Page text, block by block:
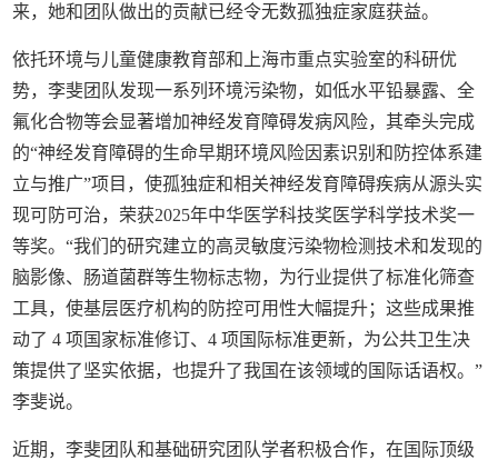
来，她和团队做出的贡献已经令无数孤独症家庭获益。
依托环境与儿童健康教育部和上海市重点实验室的科研优
势，李斐团队发现一系列环境污染物，如低水平铅暴露、全
氟化合物等会显著增加神经发育障碍发病风险，其牵头完成
的“神经发育障碍的生命早期环境风险因素识别和防控体系建
立与推广”项目，使孤独症和相关神经发育障碍疾病从源头实
现可防可治，荣获2025年中华医学科技奖医学科学技术奖一
等奖。“我们的研究建立的高灵敏度污染物检测技术和发现的
脑影像、肠道菌群等生物标志物，为行业提供了标准化筛查
工具，使基层医疗机构的防控可用性大幅提升；这些成果推
动了 4 项国家标准修订、4 项国际标准更新，为公共卫生决
策提供了坚实依据，也提升了我国在该领域的国际话语权。”
李斐说。
近期，李斐团队和基础研究团队学者积极合作，在国际顶级